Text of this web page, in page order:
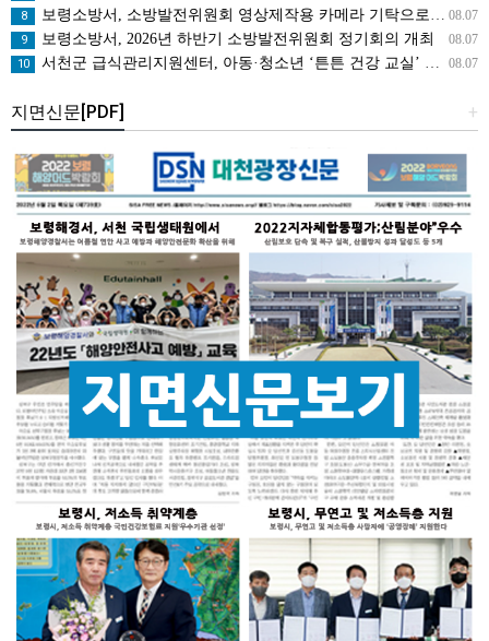
08.07
8 보령소방서, 소방발전위원회 영상제작용 카메라 기탁으로 영상 홍보 역량 강화
08.07
9 보령소방서, 2026년 하반기 소방발전위원회 정기회의 개최
08.07
10 서천군 급식관리지원센터, 아동·청소년 ‘튼튼 건강 교실’ 운영
+
지면신문[PDF]